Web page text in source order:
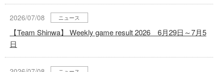
2026/07/08 ニュース
【Team Shinwa】 Weekly game result 2026 6月29日～7月5
日